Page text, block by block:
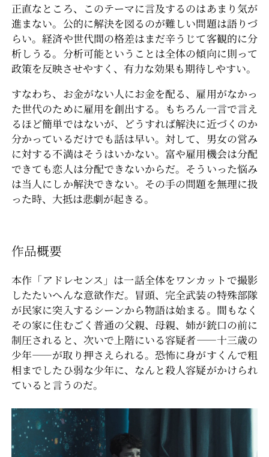
正直なところ、このテーマに言及するのはあまり気が
進まない。公的に解決を図るのが難しい問題は語りづ
らい。経済や世代間の格差はまだ辛うじて客観的に分
析しうる。分析可能ということは全体の傾向に則って
政策を反映させやすく、有力な効果も期待しやすい。
すなわち、お金がない人にお金を配る、雇用がなかっ
た世代のために雇用を創出する。もちろん一言で言え
るほど簡単ではないが、どうすれば解決に近づくのか
分かっているだけでも話は早い。対して、男女の営み
に対する不満はそうはいかない。富や雇用機会は分配
できても恋人は分配できないからだ。そういった悩み
は当人にしか解決できない。その手の問題を無理に扱
った時、大抵は悲劇が起きる。
作品概要
本作「アドレセンス」は一話全体をワンカットで撮影
したたいへんな意欲作だ。冒頭、完全武装の特殊部隊
が民家に突入するシーンから物語は始まる。間もなく
その家に住むごく普通の父親、母親、姉が銃口の前に
制圧されると、次いで上階にいる容疑者――十三歳の
少年――が取り押さえられる。恐怖に身がすくんで粗
相までしたひ弱な少年に、なんと殺人容疑がかけられ
ていると言うのだ。